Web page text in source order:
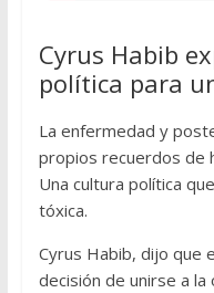
Cyrus Habib
política para
La enfermedad y
propios recuerdos de
Una cultura política
tóxica.
Cyrus Habib, dijo que
decisión de unirse a